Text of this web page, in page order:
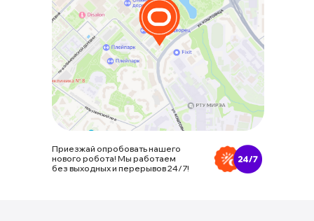
Приезжай опробовать нашего
нового робота! Мы работаем
без выходных и перерывов 24/7!